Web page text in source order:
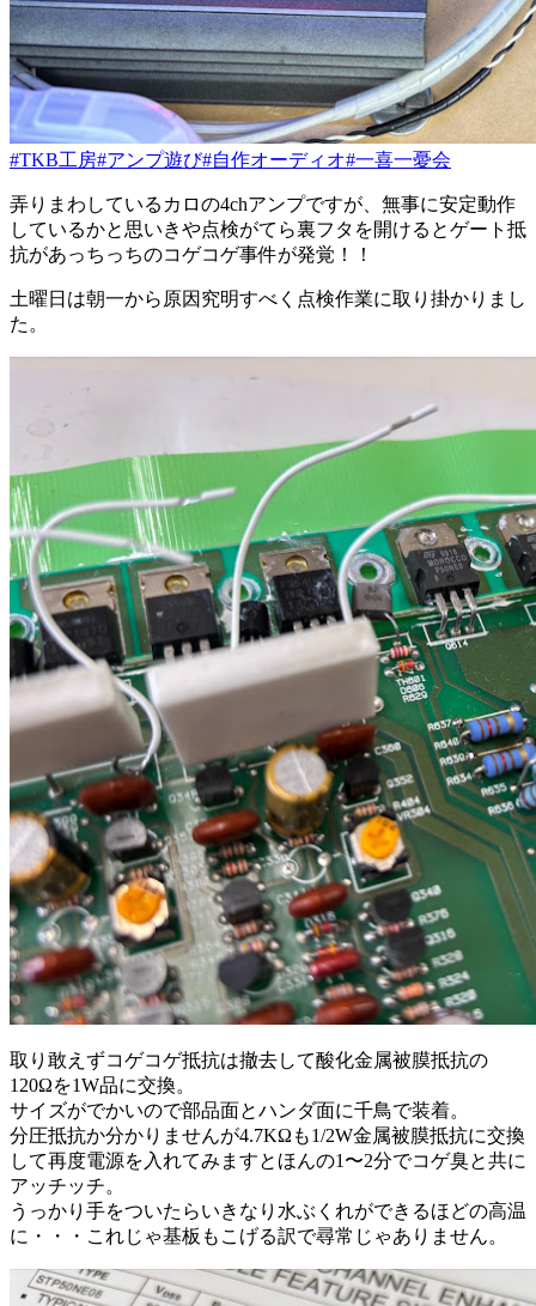
#TKB工房#アンプ遊び#自作オーディオ#一喜一憂会
弄りまわしているカロの4chアンプですが、無事に安定動作
しているかと思いきや点検がてら裏フタを開けるとゲート抵
抗があっちっちのコゲコゲ事件が発覚！！
土曜日は朝一から原因究明すべく点検作業に取り掛かりまし
た。
取り敢えずコゲコゲ抵抗は撤去して酸化金属被膜抵抗の
120Ωを1W品に交換。
サイズがでかいので部品面とハンダ面に千鳥で装着。
分圧抵抗か分かりませんが4.7KΩも1/2W金属被膜抵抗に交換
して再度電源を入れてみますとほんの1〜2分でコゲ臭と共に
アッチッチ。
うっかり手をついたらいきなり水ぶくれができるほどの高温
に・・・これじゃ基板もこげる訳で尋常じゃありません。